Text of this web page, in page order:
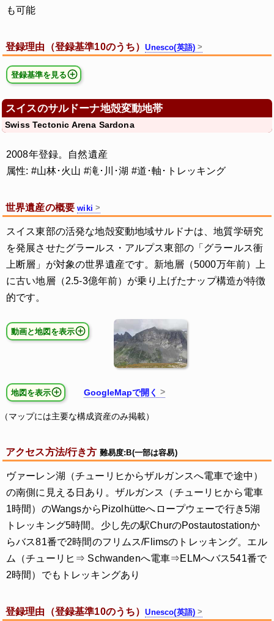
も可能
登録理由（登録基準10のうち）Unesco(英語)
登録基準を見る
スイスのサルドーナ地殻変動地帯
Swiss Tectonic Arena Sardona
2008年登録。自然遺産
属性: #山林･火山 #滝･川･湖 #道･軸･トレッキング
世界遺産の概要wiki
スイス東部の活発な地殻変動地域サルドナは、地質学研究
を発展させたグラールス・アルプス東部の「グラールス衝
上断層」が対象の世界遺産です。新地層（5000万年前）上
に古い地層（2.5-3億年前）が乗り上げたナップ構造が特徴
的です。
動画と地図を表示
地図を表示 GoogleMapで開く
（マップには主要な構成資産のみ掲載）
アクセス方法/行き方 難易度:B(一部は容易)
ヴァーレン湖（チューリヒからザルガンスへ電車で途中）
の南側に見える日あり。ザルガンス（チューリヒから電車
1時間）のWangsからPizolhütteへロープウェーで行き5湖
トレッキング5時間。少し先の駅ChurのPostautostationか
らバス81番で2時間のフリムス/Flimsのトレッキング。エル
ム（チューリヒ⇒ Schwandenへ電車⇒ELMへバス541番で
2時間）でもトレッキングあり
登録理由（登録基準10のうち）Unesco(英語)